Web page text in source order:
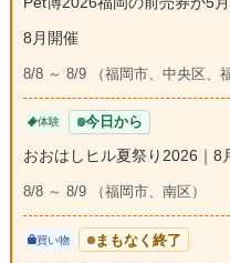
8月開催
8/8 ～ 8/9 （福岡市、中央区、
体験 今日から
おおはしヒル夏祭り2026｜8
8/8 ～ 8/9 （福岡市、南区）
買い物 まもなく終了